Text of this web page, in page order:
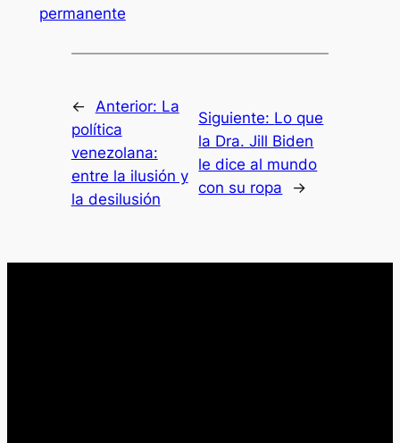
permanente
← Anterior: La
política
venezolana:
entre la ilusión y
la desilusión
Siguiente: Lo que
la Dra. Jill Biden
le dice al mundo
con su ropa
→